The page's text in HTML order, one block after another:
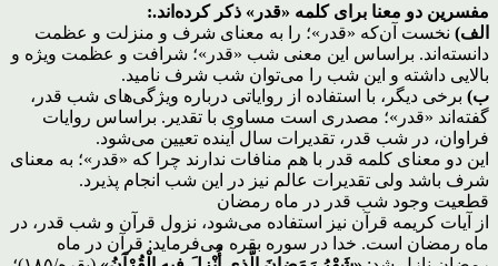
مفسرین دو معنا برای کلمه «قدر» ذکر کرده‌اند.:
الف) نخست آن‌که «قدر»؛ را به معنای شرف و منزلت و عظمت
دانسته‌اند. براساس این معنی شب «قدر»؛ شرافت و عظمت ویژه و
بالایی داشته و این شب را می‌توان شب شرف نامید.
ب) برخی دیگر، با استفاده از روایاتی درباره ویژگی‌های شب قدر،
گفته‌اند «قدر»؛ مصدری است مساوی با تقدیر. براساس روایات
فراوان، در شب قدر، تقدیرات سال آینده تعیین می‌‏شود.
این دو معنای کلمه قدر با هم منافات ندارند چرا که «قدر»؛ به معنای
شرف باشد ولی تقدیرات عالم نیز در این شب انجام پذیرد.
قطعیت وجود شب قدر در ماه رمضان
از آیات کریمه قرآن نیز استفاده می‌‏شود، نزول قرآن و شب قدر، در
ماه رمضان است. خدا در سوره بقره می‌‏فرماید: قرآن در ماه